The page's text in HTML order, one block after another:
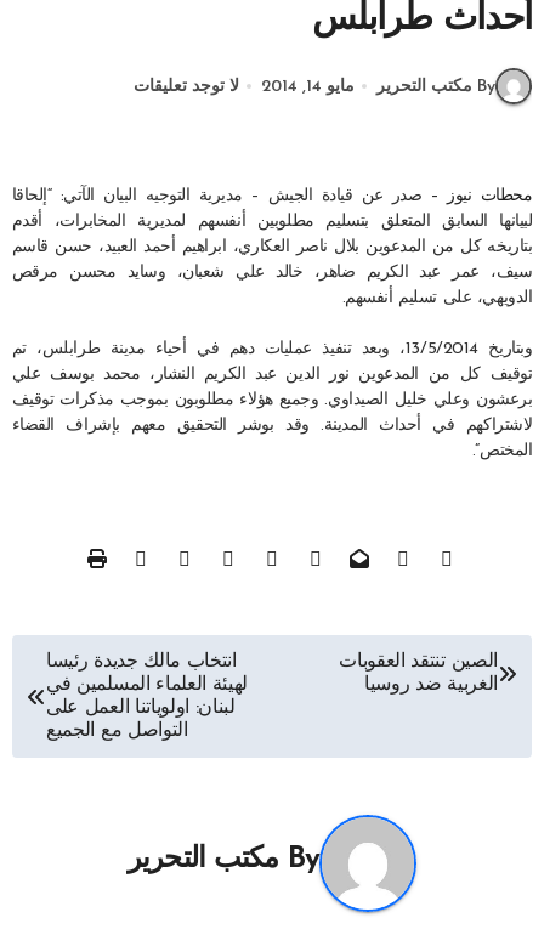
أحداث طرابلس
By مكتب التحرير مايو 14, 2014 لا توجد تعليقات
محطات نيوز – صدر عن قيادة الجيش – مديرية التوجيه البيان الآتي: “إلحاقا
لبيانها السابق المتعلق بتسليم مطلوبين أنفسهم لمديرية المخابرات، أقدم
بتاريخه كل من المدعوين بلال ناصر العكاري، ابراهيم أحمد العبيد، حسن قاسم
سيف، عمر عبد الكريم ضاهر، خالد علي شعبان، وسايد محسن مرقص
الدويهي، على تسليم أنفسهم.
وبتاريخ 13/5/2014، وبعد تنفيذ عمليات دهم في أحياء مدينة طرابلس، تم
توقيف كل من المدعوين نور الدين عبد الكريم النشار، محمد بوسف علي
برعشون وعلي خليل الصيداوي. وجميع هؤلاء مطلوبون بموجب مذكرات توقيف
لاشتراكهم في أحداث المدينة. وقد بوشر التحقيق معهم بإشراف القضاء
المختص”.
تصفّح
الصين تنتقد العقوبات
الغربية ضد روسيا
انتخاب مالك جديدة رئيسا
لهيئة العلماء المسلمين في
لبنان: اولوياتنا العمل على
التواصل مع الجميع
By مكتب التحرير